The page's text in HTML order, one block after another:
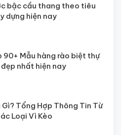
bậc cầu thang theo tiêu
dựng hiện nay
90+ Mẫu hàng rào biệt thự
nhất hiện nay
Gì? Tổng Hợp Thông Tin Từ
Loại Vì Kèo